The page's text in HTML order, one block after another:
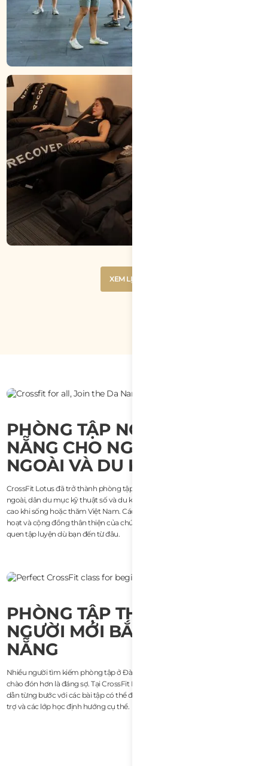
PHÒNG TẬP MỞ
XEM LỊCH TẬP
XEM LỊCH TẬP
PHÒNG TẬP NỔI TIẾNG Ở ĐÀ
NẴNG CHO NGƯỜI NƯỚC
NGOÀI VÀ DU KHÁCH
CrossFit Lotus đã trở thành phòng tập lý tưởng ở Đà Nẵng cho người nước
ngoài, dân du mục kỹ thuật số và du khách tìm kiếm phòng tập chất lượng
cao khi sống hoặc thăm Việt Nam. Các huấn luyện viên nói tiếng Anh, vé linh
hoạt và cộng đồng thân thiện của chúng tôi giúp bạn dễ dàng duy trì thói
quen tập luyện dù bạn đến từ đâu.
PHÒNG TẬP THÂN THIỆN VỚI
NGƯỜI MỚI BẮT ĐẦU Ở ĐÀ
NẴNG
Nhiều người tìm kiếm phòng tập ở Đà Nẵng muốn tìm một nơi cảm thấy
chào đón hơn là đáng sợ. Tại CrossFit Lotus, người mới bắt đầu được hướng
dẫn từng bước với các bài tập có thể điều chỉnh, huấn luyện viên tận tình hỗ
trợ và các lớp học định hướng cụ thể.